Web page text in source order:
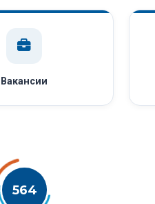
Вакансии
564